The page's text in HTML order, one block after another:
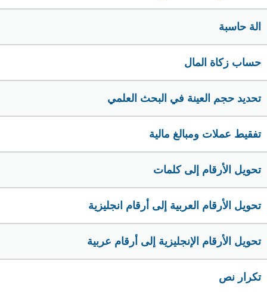
الة حاسبة
حساب زكاة المال
تحديد حجم العينة في البحث العلمي
تفقيط عملات ومبالغ مالية
تحويل الأرقام إلى كلمات
تحويل الأرقام العربية إلى أرقام انجليزية
تحويل الأرقام الإنجليزية إلى أرقام عربية
تكرار نص